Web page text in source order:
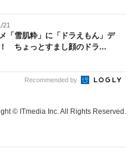
21
「雪肌粋」に「ドラえもん」デ
ちょっとすまし顔のドラ...
Recommended by
© ITmedia Inc. All Rights Reserved.